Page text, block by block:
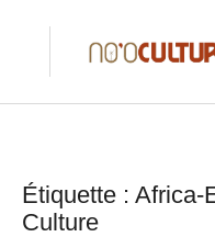
Étiquette : Africa-
Culture